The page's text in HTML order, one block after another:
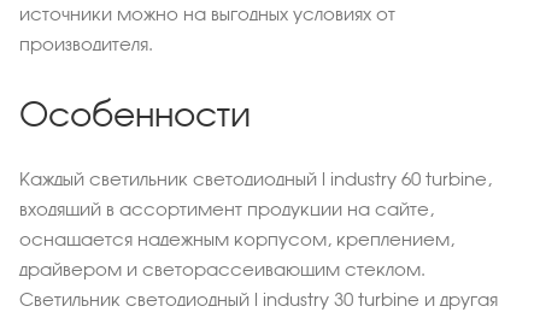
источники можно на выгодных условиях от
производителя.
Особенности
Каждый светильник светодиодный l industry 60 turbine,
входящий в ассортимент продукции на сайте,
оснащается надежным корпусом, креплением,
драйвером и светорассеивающим стеклом.
Светильник светодиодный l industry 30 turbine и другая